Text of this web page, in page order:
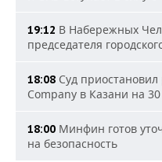
19:12 В Набережных
председателя
18:08 Суд
Company в Казани на 30
18:00 Минфин готов
на безопасность